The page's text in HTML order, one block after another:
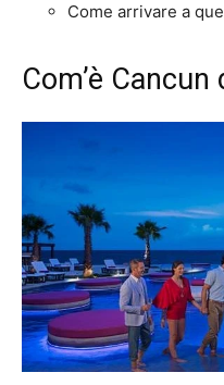
Come arrivare a
Com’è Cancun